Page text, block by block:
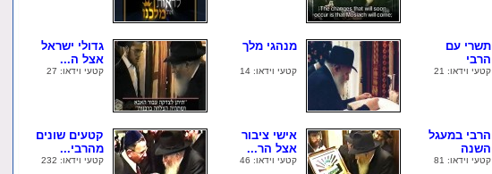
תשרי עם
הרבי
קטעי וידאו: 21
מנהגי מלך
קטעי וידאו: 14
גדולי ישראל
אצל ה...
קטעי וידאו: 27
הרבי במעגל
השנה
קטעי וידאו: 81
אישי ציבור
אצל הר...
קטעי וידאו: 46
קטעים שונים
מהרבי...
קטעי וידאו: 232